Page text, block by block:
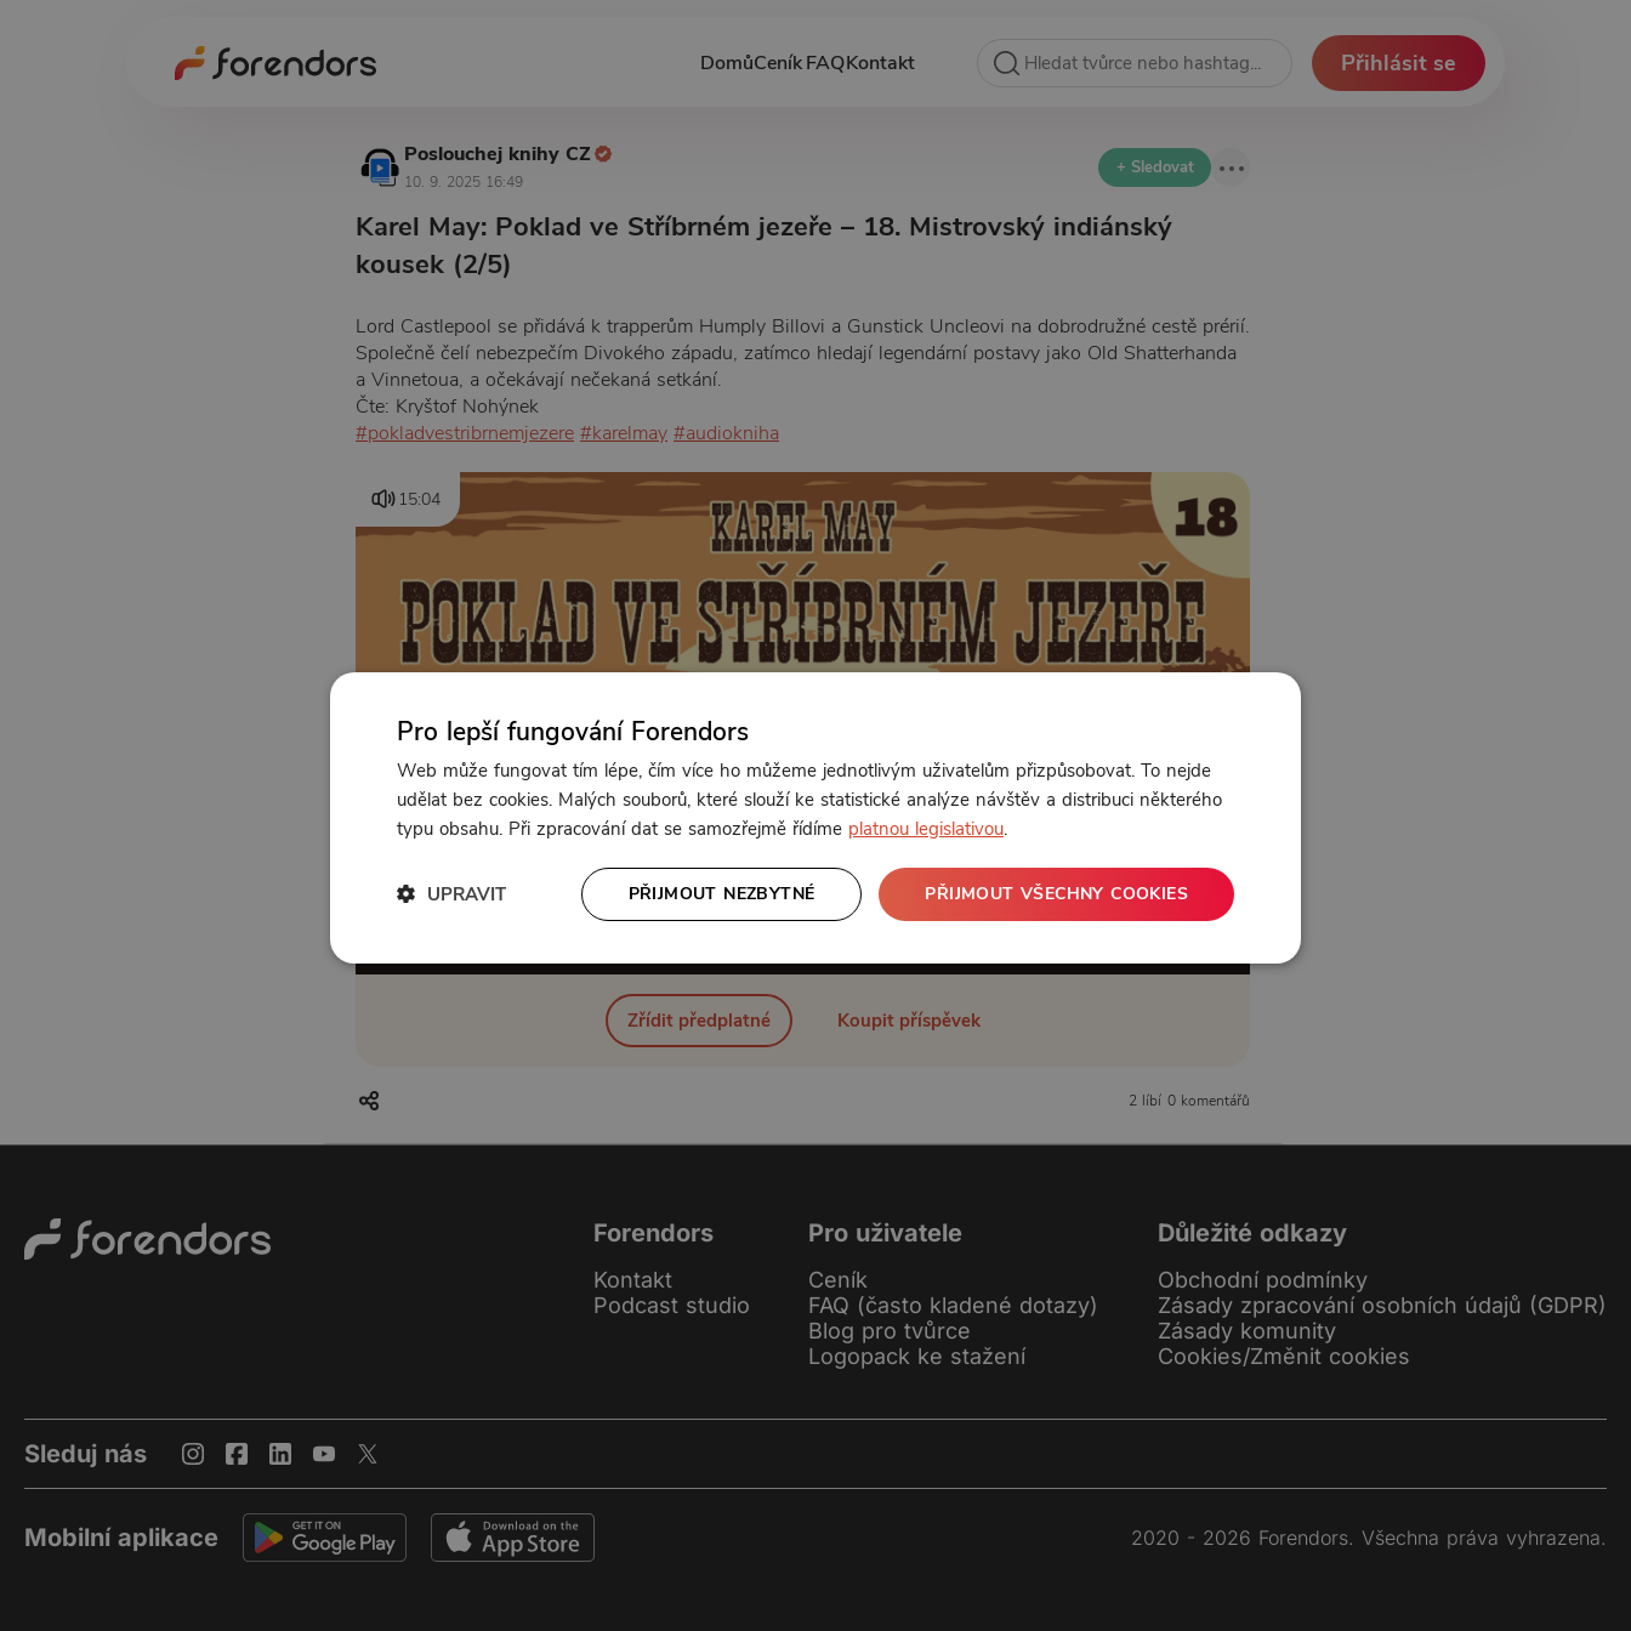
DomůCeníkFAQKontakt Přihlásit se
Poslouchej knihy CZ
10. 9. 2025 16:49
+ Sledovat
Karel May: Poklad ve Stříbrném jezeře – 18. Mistrovský indiánský
kousek (2/5)
Lord Castlepool se přidává k trapperům Humply Billovi a Gunstick Uncleovi na dobrodružné cestě prérií.
Společně čelí nebezpečím Divokého západu, zatímco hledají legendární postavy jako Old Shatterhanda
a Vinnetoua, a očekávají nečekaná setkání.
Čte: Kryštof Nohýnek
#pokladvestribrnemjezere #karelmay #audiokniha
15:04
Od 89 Kč měsíčně nebo 39 Kč jednorázově
Zřídit předplatné Koupit příspěvek
2 líbí 0 komentářů
Forendors
Kontakt
Podcast studio
Pro uživatele
Ceník
FAQ (často kladené dotazy)
Blog pro tvůrce
Logopack ke stažení
Důležité odkazy
Obchodní podmínky
Zásady zpracování osobních údajů (GDPR)
Zásady komunity
Cookies/Změnit cookies
Sleduj nás
Mobilní aplikace 2020 - 2026 Forendors. Všechna práva vyhrazena.
Pro lepší fungování Forendors
Web může fungovat tím lépe, čím více ho můžeme jednotlivým uživatelům přizpůsobovat. To nejde
udělat bez cookies. Malých souborů, které slouží ke statistické analýze návštěv a distribuci některého
typu obsahu. Při zpracování dat se samozřejmě řídíme platnou legislativou.
PŘIJMOUT VŠECHNY COOKIES
PŘIJMOUT NEZBYTNÉ
UPRAVIT